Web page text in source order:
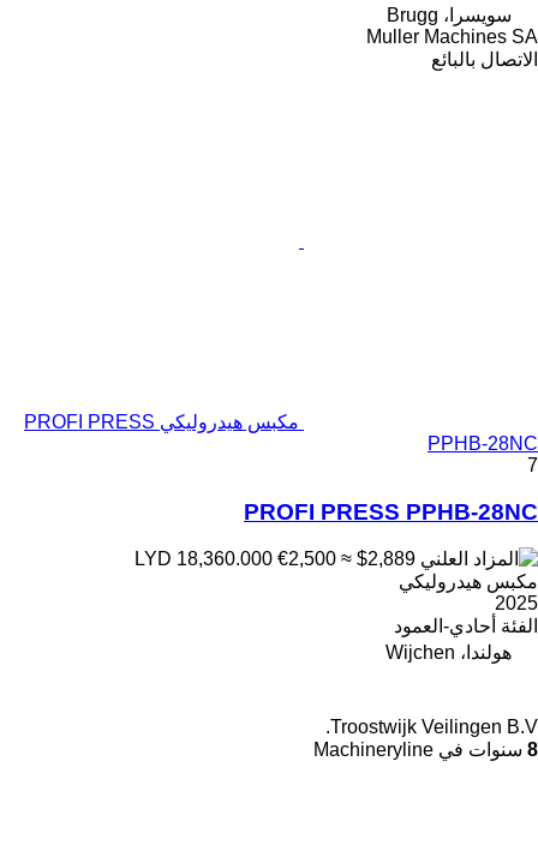
سويسرا، Brugg
Muller Machines SA
الاتصال بالبائع
مكبس هيدروليكي PROFI PRESS
PPHB-28NC
7
PROFI PRESS PPHB-28NC
€2,500 ≈ $2,889
مكبس هيدروليكي
2025
الفئة أحادي-العمود
هولندا، Wijchen
Troostwijk Veilingen B.V.
8 سنوات في Machineryline